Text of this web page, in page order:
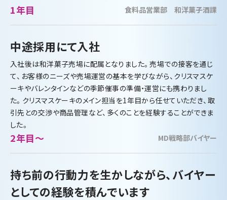
1年目
食料品営業部 和洋菓子酒課
中途採用にて入社
入社後は和洋菓子売場に配属となりました。売場での接客を通じ
て、お客様のニーズや売場運営の基本を学びながら、クリスマスケ
ーキやバレンタインなどの季節催事の準備・運営にも携わりまし
た。クリスマスケーキのメイン担当を1年目から任せていただき、取
引先との交渉や商品管理など、多くのことを経験することができま
した。
2年目～ MD戦略部バイヤー
持ち前の行動力を生かしながら、バイヤー
としての経験を積んでいます